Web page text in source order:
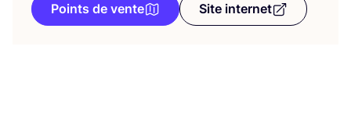
Points de vente
Site internet